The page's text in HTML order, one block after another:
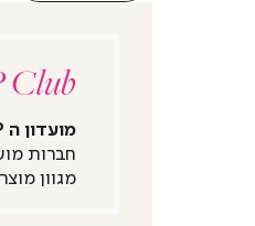
מועדון ה VIP של קרייזי ליין
מגוון